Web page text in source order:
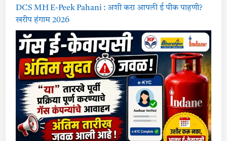
DCS MH E-Peek Pahani : अशी करा आपली ई पीक पाहणी?
खरीप हंगाम 2026